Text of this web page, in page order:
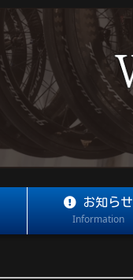
お知らせ
Information